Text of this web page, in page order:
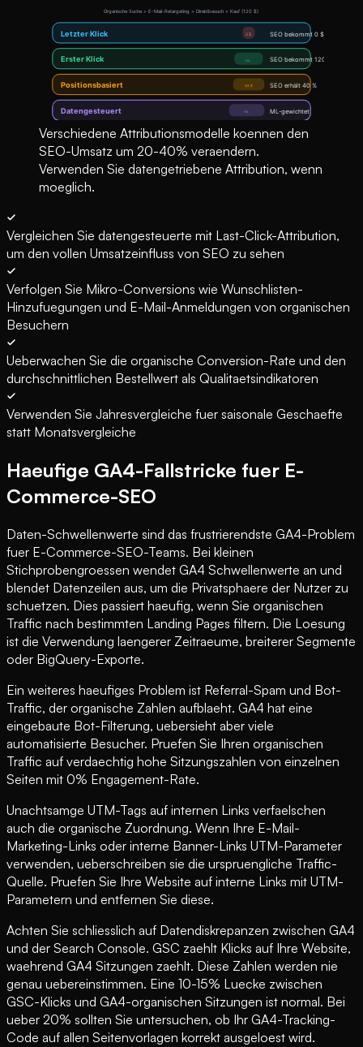
Verschiedene Attributionsmodelle koennen den
SEO-Umsatz um 20-40% veraendern.
Verwenden Sie datengetriebene Attribution, wenn
moeglich.
Vergleichen Sie datengesteuerte mit Last-Click-Attribution,
um den vollen Umsatzeinfluss von SEO zu sehen
Verfolgen Sie Mikro-Conversions wie Wunschlisten-
Hinzufuegungen und E-Mail-Anmeldungen von organischen
Besuchern
Ueberwachen Sie die organische Conversion-Rate und den
durchschnittlichen Bestellwert als Qualitaetsindikatoren
Verwenden Sie Jahresvergleiche fuer saisonale Geschaefte
statt Monatsvergleiche
Haeufige GA4-Fallstricke fuer E-
Commerce-SEO
Daten-Schwellenwerte sind das frustrierendste GA4-Problem
fuer E-Commerce-SEO-Teams. Bei kleinen
Stichprobengroessen wendet GA4 Schwellenwerte an und
blendet Datenzeilen aus, um die Privatsphaere der Nutzer zu
schuetzen. Dies passiert haeufig, wenn Sie organischen
Traffic nach bestimmten Landing Pages filtern. Die Loesung
ist die Verwendung laengerer Zeitraeume, breiterer Segmente
oder BigQuery-Exporte.
Ein weiteres haeufiges Problem ist Referral-Spam und Bot-
Traffic, der organische Zahlen aufblaeht. GA4 hat eine
eingebaute Bot-Filterung, uebersieht aber viele
automatisierte Besucher. Pruefen Sie Ihren organischen
Traffic auf verdaechtig hohe Sitzungszahlen von einzelnen
Seiten mit 0% Engagement-Rate.
Unachtsamge UTM-Tags auf internen Links verfaelschen
auch die organische Zuordnung. Wenn Ihre E-Mail-
Marketing-Links oder interne Banner-Links UTM-Parameter
verwenden, ueberschreiben sie die urspruengliche Traffic-
Quelle. Pruefen Sie Ihre Website auf interne Links mit UTM-
Parametern und entfernen Sie diese.
Achten Sie schliesslich auf Datendiskrepanzen zwischen GA4
und der Search Console. GSC zaehlt Klicks auf Ihre Website,
waehrend GA4 Sitzungen zaehlt. Diese Zahlen werden nie
genau uebereinstimmen. Eine 10-15% Luecke zwischen
GSC-Klicks und GA4-organischen Sitzungen ist normal. Bei
ueber 20% sollten Sie untersuchen, ob Ihr GA4-Tracking-
Code auf allen Seitenvorlagen korrekt ausgeloest wird.